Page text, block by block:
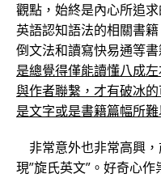
觀點，始終是內心所追
英語認知語法的相關書
倒文法和讀寫快易通等
是總覺得僅能讀懂八成
與作者聯繫，才有破冰
是文字或是書籍篇幅所
非常意外也非常高興
現”旋氏英文”。好奇心